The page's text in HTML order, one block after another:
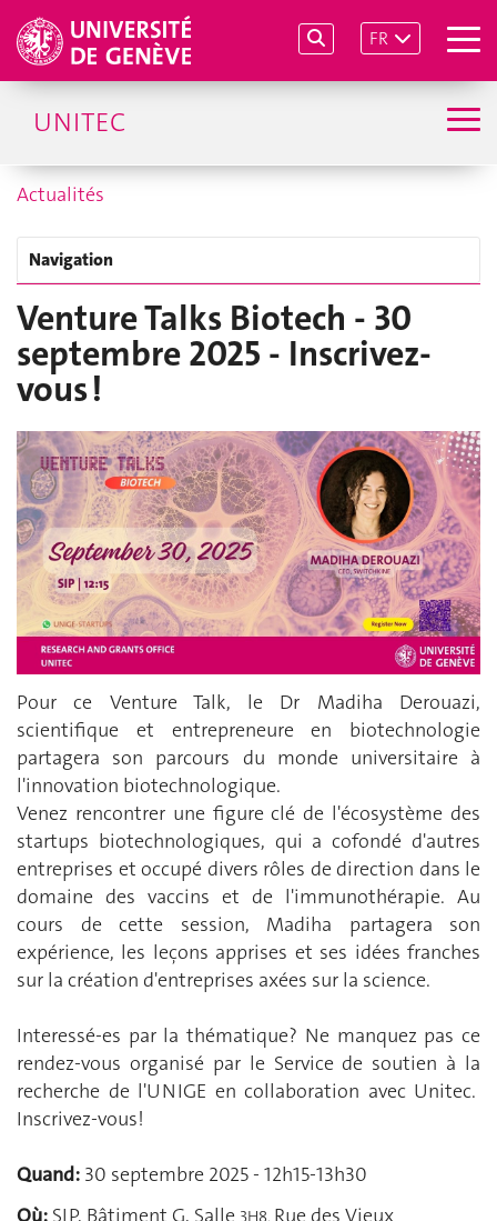
FR
UNITEC
Actualités
Navigation
Venture Talks Biotech - 30
septembre 2025 - Inscrivez-
vous !
Pour ce Venture Talk, le Dr Madiha Derouazi,
scientifique et entrepreneure en biotechnologie
partagera son parcours du monde universitaire à
l'innovation biotechnologique.
Venez rencontrer une figure clé de l'écosystème des
startups biotechnologiques, qui a cofondé d'autres
entreprises et occupé divers rôles de direction dans le
domaine des vaccins et de l'immunothérapie. Au
cours de cette session, Madiha partagera son
expérience, les leçons apprises et ses idées franches
sur la création d'entreprises axées sur la science.
Interessé-es par la thématique? Ne manquez pas ce
rendez-vous organisé par le Service de soutien à la
recherche de l'UNIGE en collaboration avec Unitec.
Inscrivez-vous!
Quand: 30 septembre 2025 - 12h15-13h30
Où: SIP, Bâtiment G, Salle
Rue des Vieux